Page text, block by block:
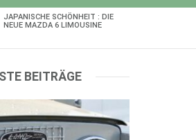
JAPANISCHE SCHÖNHEIT : DIE
NEUE MAZDA 6 LIMOUSINE
BEITRÄGE